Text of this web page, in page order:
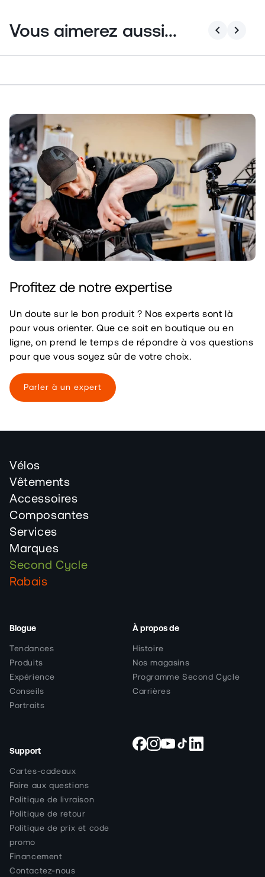
Vous aimerez aussi... chevron_left chevron_right
Profitez de notre expertise
Un doute sur le bon produit ? Nos experts sont là
pour vous orienter. Que ce soit en boutique ou en
ligne, on prend le temps de répondre à vos questions
pour que vous soyez sûr de votre choix.
Parler à un expert
Vélos
Vêtements
Accessoires
Composantes
Services
Marques
Second Cycle
Rabais
Blogue
Tendances
Produits
Expérience
Conseils
Portraits
À propos de
Histoire
Nos magasins
Programme Second Cycle
Carrières
Support
Cartes-cadeaux
Foire aux questions
Politique de livraison
Politique de retour
Politique de prix et code
promo
Financement
Contactez-nous
Facebook
Instagram
YouTube
TikTok
Snapchat